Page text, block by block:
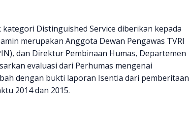
Distinguished Service diberikan kepada
merupakan Anggota Dewan Pengawas TVRI
dan Direktur Pembinaan Humas, Departemen
evaluasi dari Perhumas mengenai
dengan bukti laporan Isentia dari pemberitaan
2014 dan 2015.